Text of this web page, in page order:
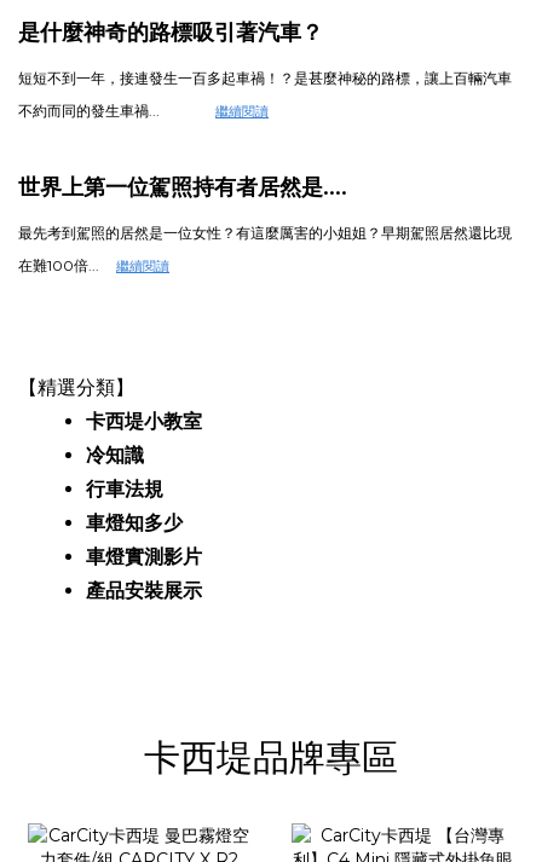
是什麼神奇的路標吸引著汽車？
短短不到一年，接連發生一百多起車禍！？是甚麼神秘的路標，讓上百輛汽車
不約而同的發生車禍...
繼續閱讀
世界上第一位駕照持有者居然是....
最先考到駕照的居然是一位女性？有這麼厲害的小姐姐？ 早期駕照居然還比現
在難100倍...
繼續閱讀
【精選分類】
卡西堤小教室
冷知識
行車法規
車燈知多少
車燈實測影片
產品安裝展示
卡西堤品牌專區